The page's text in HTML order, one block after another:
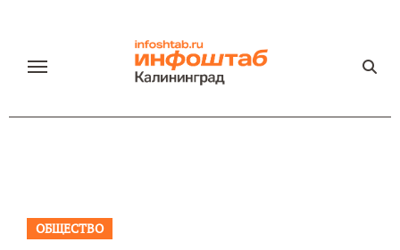
содержанию
ОБЩЕСТВО